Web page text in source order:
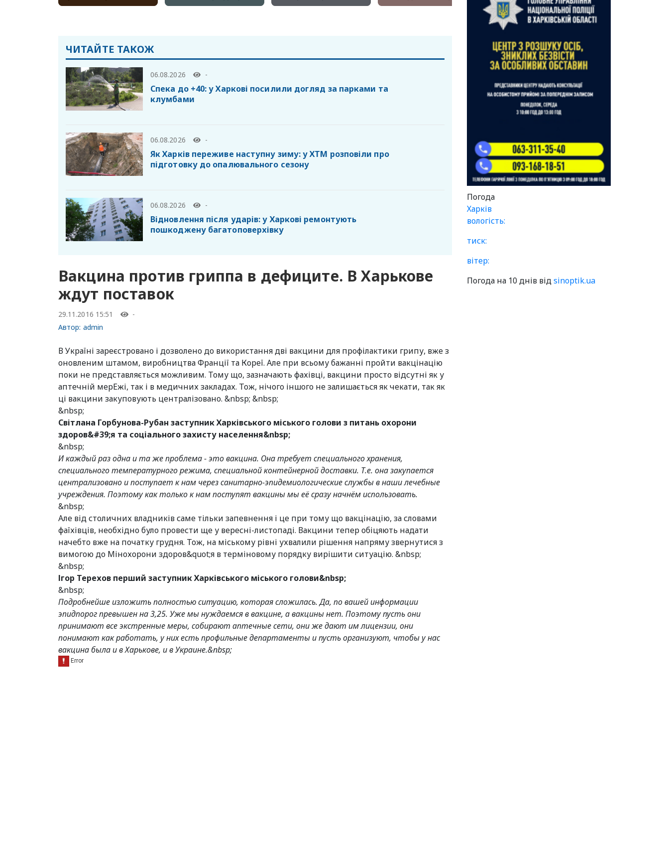
ЧИТАЙТЕ ТАКОЖ
06.08.2026 -
Спека до +40: у Харкові посилили догляд за парками та
клумбами
06.08.2026 -
Як Харків переживе наступну зиму: у ХТМ розповіли про
підготовку до опалювального сезону
06.08.2026 -
Відновлення після ударів: у Харкові ремонтують
пошкоджену багатоповерхівку
Вакцина против гриппа в дефиците. В Харькове
ждут поставок
29.11.2016 15:51
-
Автор: admin
В Україні зареєстровано і дозволено до використання дві вакцини для профілактики грипу, вже з
оновленим штамом, виробництва Франції та Кореї. Але при всьому бажанні пройти вакцінацію
поки не представляється можливим. Тому що, зазначають фахівці, вакцини просто відсутні як у
аптечній мерЕжі, так і в медичних закладах. Тож, нічого іншого не залишається як чекати, так як
ці вакцини закуповують централізовано. &nbsp; &nbsp;
&nbsp;
Світлана Горбунова-Рубан заступник Харківського міського голови з питань охорони
здоров&#39;я та соціального захисту населення&nbsp;
&nbsp;
И каждый раз одна и та же проблема - это вакцина. Она требует специального хранения,
специального температурного режима, специальной контейнерной доставки. Т.е. она закупается
централизовано и поступает к нам через санитарно-эпидемиологические службы в наши лечебные
учреждения. Поэтому как только к нам поступят вакцины мы её сразу начнём использовать.
&nbsp;
Але від столичних владників саме тільки запевнення і це при тому що вакцінацію, за словами
фаїхівців, необхідно було провести ще у вересні-листопаді. Вакцини тепер обіцяють надати
начебто вже на початку грудня. Тож, на міському рівні ухвалили рішення напряму звернутися з
вимогою до Мінохорони здоров&quot;я в терміновому порядку вирішити ситуацію. &nbsp;
&nbsp;
Ігор Терехов перший заступник Харківського міського голови&nbsp;
&nbsp;
Подробнейше изложить полностью ситуацию, которая сложилась. Да, по вашей информации
эпидпорог превышен на 3,25. Уже мы нуждаемся в вакцине, а вакцины нет. Поэтому пусть они
принимают все экстренные меры, собирают аптечные сети, они же дают им лицензии, они
понимают как работать, у них есть профильные департаменты и пусть организуют, чтобы у нас
вакцина была и в Харькове, и в Украине.&nbsp;
Погода
Харків
вологість:
тиск:
вітер:
Погода на 10 днів відsinoptik.ua